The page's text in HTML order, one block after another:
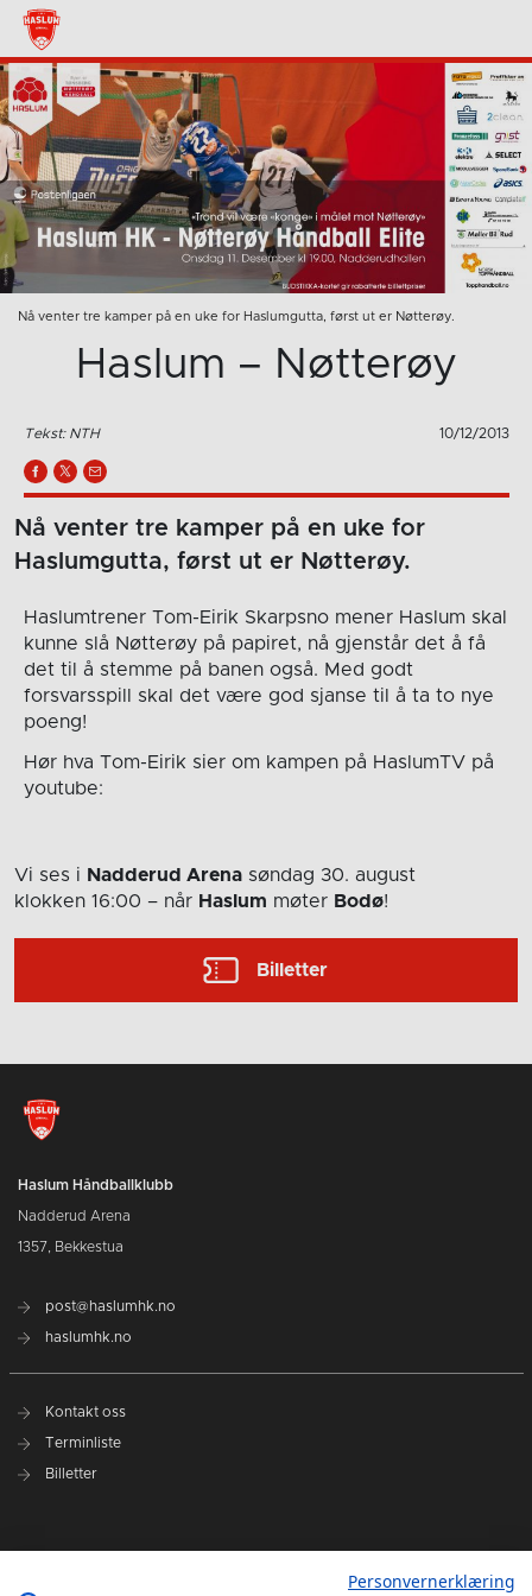
Nå venter tre kamper på en uke for Haslumgutta, først ut er Nøtterøy.
Haslum – Nøtterøy
Tekst: NTH 10/12/2013
Nå venter tre kamper på en uke for
Haslumgutta, først ut er Nøtterøy.
Haslumtrener Tom-Eirik Skarpsno mener Haslum skal
kunne slå Nøtterøy på papiret, nå gjenstår det å få
det til å stemme på banen også. Med godt
forsvarsspill skal det være god sjanse til å ta to nye
poeng!
Hør hva Tom-Eirik sier om kampen på HaslumTV på
youtube:
Vi ses i Nadderud Arena søndag 30. august
klokken 16:00 – når Haslum møter Bodø!
Billetter
Haslum Håndballklubb
Nadderud Arena
1357, Bekkestua
post@haslumhk.no
haslumhk.no
Kontakt oss
Terminliste
Billetter
Personvernerklæring